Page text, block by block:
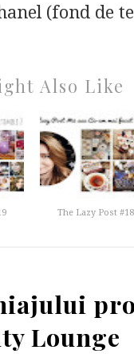
(fond de
Also Like
The Lazy Post #18
Lounge